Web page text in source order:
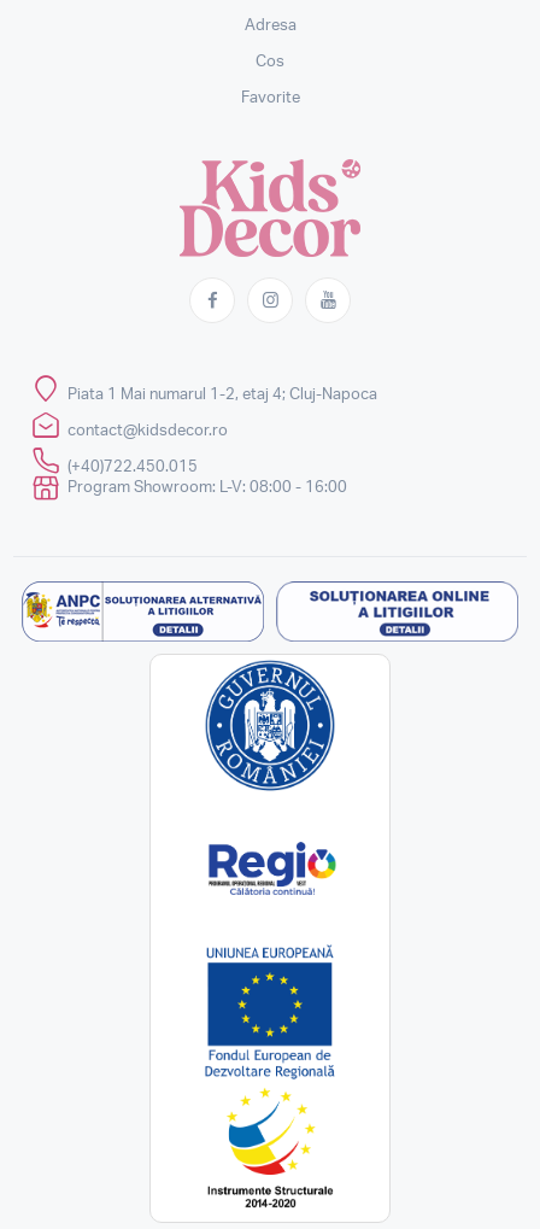
Adresa
Cos
Favorite
Piata 1 Mai numarul 1-2, etaj 4; Cluj-Napoca
contact@kidsdecor.ro
(+40)722.450.015
Program Showroom: L-V: 08:00 - 16:00